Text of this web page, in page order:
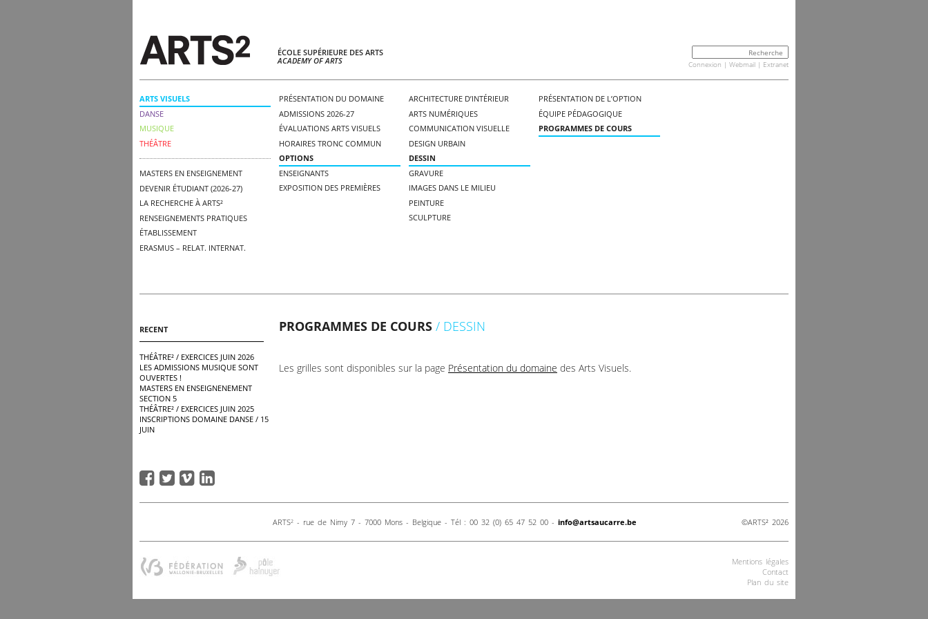
ÉCOLE SUPÉRIEURE DES ARTS
ACADEMY OF ARTS
Connexion | Webmail | Extranet
ARTS VISUELS
PRÉSENTATION DU DOMAINE
ADMISSIONS 2026-27
ÉVALUATIONS ARTS VISUELS
HORAIRES TRONC COMMUN
OPTIONS
ARCHITECTURE D’INTÉRIEUR
ARTS NUMÉRIQUES
COMMUNICATION VISUELLE
DESIGN URBAIN
DESSIN
PRÉSENTATION DE L’OPTION
ÉQUIPE PÉDAGOGIQUE
PROGRAMMES DE COURS
GRAVURE
IMAGES DANS LE MILIEU
PEINTURE
SCULPTURE
ENSEIGNANTS
EXPOSITION DES PREMIÈRES
DANSE
MUSIQUE
THÉÂTRE
MASTERS EN ENSEIGNEMENT
DEVENIR ÉTUDIANT (2026-27)
LA RECHERCHE À ARTS²
RENSEIGNEMENTS PRATIQUES
ÉTABLISSEMENT
ERASMUS – RELAT. INTERNAT.
RECENT
THÉÂTRE² / EXERCICES JUIN 2026
LES ADMISSIONS MUSIQUE SONT
OUVERTES !
MASTERS EN ENSEIGNENEMENT
SECTION 5
THÉÂTRE² / EXERCICES JUIN 2025
INSCRIPTIONS DOMAINE DANSE / 15
JUIN
PROGRAMMES DE COURS / DESSIN
Les grilles sont disponibles sur la page Présentation du domaine des Arts Visuels.
ARTS2 - rue de Nimy 7 - 7000 Mons - Belgique - Tél : 00 32 (0) 65 47 52 00 - info@artsaucarre.be ©ARTS² 2026
Mentions légales
Contact
Plan du site